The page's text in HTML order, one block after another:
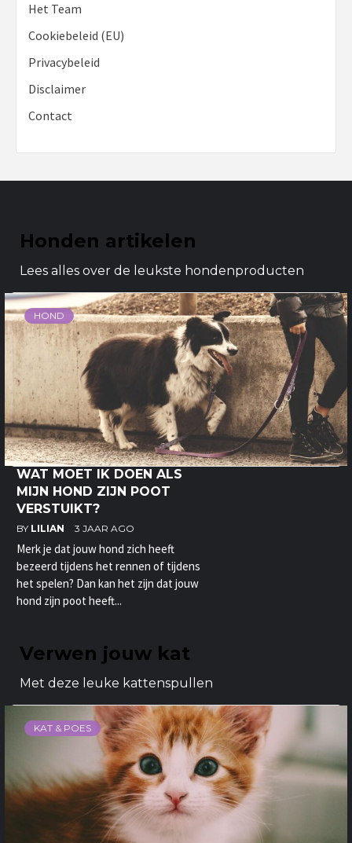
Het Team
Cookiebeleid (EU)
Privacybeleid
Disclaimer
Contact
Honden artikelen
Lees alles over de leukste hondenproducten
HOND
WAT MOET IK DOEN ALS
MIJN HOND ZIJN POOT
VERSTUIKT?
BY LILIAN 3 JAAR AGO
Merk je dat jouw hond zich heeft
bezeerd tijdens het rennen of tijdens
het spelen? Dan kan het zijn dat jouw
hond zijn poot heeft...
Verwen jouw kat
Met deze leuke kattenspullen
KAT & POES